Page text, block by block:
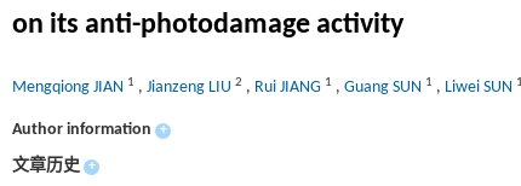
on its anti-photodamage activity
Mengqiong JIAN 1 , Jianzeng LIU 2 , Rui JIANG 1 , Guang SUN 1 , Liwei SUN 1
Author information +
文章历史 +